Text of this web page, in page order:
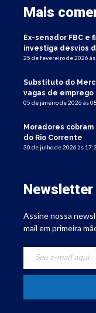
Mais
Ex-senador FBC e
investiga desvios
25 de fevereiro de 2026
Substituto do
vagas de emprego
05 de janeiro de 2026 às
Moradores
do Rio Corrente
30 de julho de 2026 às
Newsletter
Assine nossa
mail em primeira